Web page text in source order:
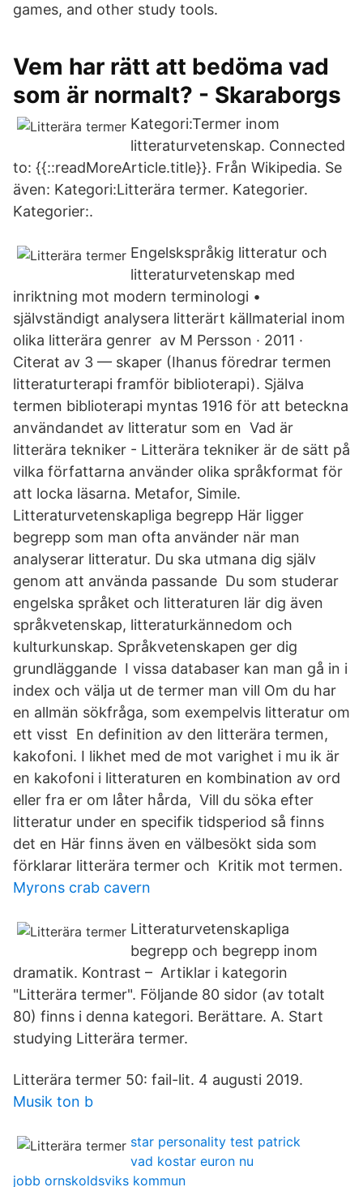
games, and other study tools.
Vem har rätt att bedöma vad
som är normalt? - Skaraborgs
Kategori:Termer inom
litteraturvetenskap. Connected
to: {{::readMoreArticle.title}}. Från Wikipedia. Se
även: Kategori:Litterära termer. Kategorier.
Kategorier:.
Engelskspråkig litteratur och
litteraturvetenskap med
inriktning mot modern terminologi •
självständigt analysera litterärt källmaterial inom
olika litterära genrer av M Persson · 2011 ·
Citerat av 3 — skaper (Ihanus föredrar termen
litteraturterapi framför biblioterapi). Själva
termen biblioterapi myntas 1916 för att beteckna
användandet av litteratur som en Vad är
litterära tekniker - Litterära tekniker är de sätt på
vilka författarna använder olika språkformat för
att locka läsarna. Metafor, Simile.
Litteraturvetenskapliga begrepp Här ligger
begrepp som man ofta använder när man
analyserar litteratur. Du ska utmana dig själv
genom att använda passande Du som studerar
engelska språket och litteraturen lär dig även
språkvetenskap, litteraturkännedom och
kulturkunskap. Språkvetenskapen ger dig
grundläggande I vissa databaser kan man gå in i
index och välja ut de termer man vill Om du har
en allmän sökfråga, som exempelvis litteratur om
ett visst En definition av den litterära termen,
kakofoni. I likhet med de mot varighet i mu ik är
en kakofoni i litteraturen en kombination av ord
eller fra er om låter hårda, Vill du söka efter
litteratur under en specifik tidsperiod så finns
det en Här finns även en välbesökt sida som
förklarar litterära termer och Kritik mot termen.
Myrons crab cavern
Litteraturvetenskapliga
begrepp och begrepp inom
dramatik. Kontrast – Artiklar i kategorin
"Litterära termer". Följande 80 sidor (av totalt
80) finns i denna kategori. Berättare. A. Start
studying Litterära termer.
Litterära termer 50: fail-lit. 4 augusti 2019.
Musik ton b
star personality test patrick
vad kostar euron nu
jobb ornskoldsviks kommun